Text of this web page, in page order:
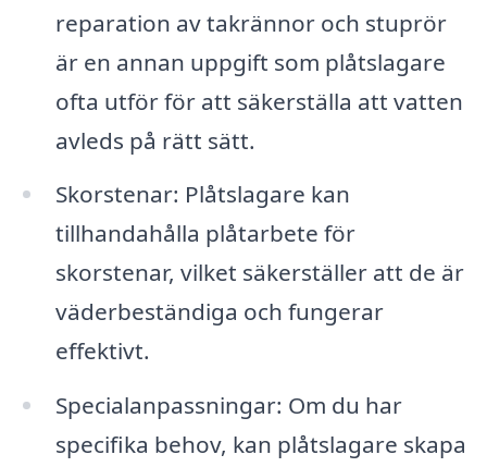
reparation av takrännor och stuprör
är en annan uppgift som plåtslagare
ofta utför för att säkerställa att vatten
avleds på rätt sätt.
Skorstenar: Plåtslagare kan
tillhandahålla plåtarbete för
skorstenar, vilket säkerställer att de är
väderbeständiga och fungerar
effektivt.
Specialanpassningar: Om du har
specifika behov, kan plåtslagare skapa